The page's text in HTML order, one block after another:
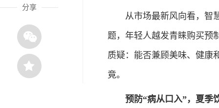
分享
从市场最新风向看，智慧
题，年轻人越发青睐购买预
质疑：能否兼顾美味、健康
竟。
预防“病从口入”，夏季